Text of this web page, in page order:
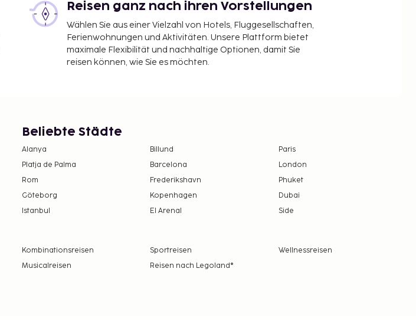
Reisen ganz nach ihren Vorstellungen
Wählen Sie aus einer Vielzahl von Hotels, Fluggesellschaften,
Ferienwohnungen und Aktivitäten. Unsere Plattform bietet
maximale Flexibilität und nachhaltige Optionen, damit Sie
reisen können, wie Sie es möchten.
Beliebte Städte
Alanya Billund
Paris
Platja de Palma
Barcelona
London
Rom
Frederikshavn
Phuket
Göteborg
Kopenhagen
Dubai
Istanbul
El Arenal Side
Kombinationsreisen Sportreisen
Wellnessreisen
Musicalreisen Reisen nach Legoland®